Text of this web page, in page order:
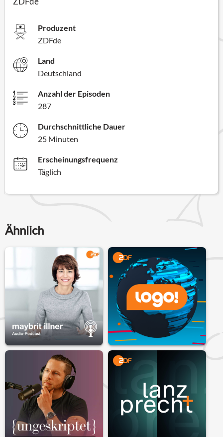
Produzent
ZDFde
Land
Deutschland
Anzahl der Episoden
287
Durchschnittliche Dauer
25 Minuten
Erscheinungsfrequenz
Täglich
Ähnlich